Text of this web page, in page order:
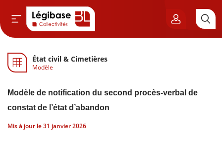
& Cimetières
& Élu local
& Finances locales
État civil & Cimetières
Modèle
Modèle de notification du second procès-verbal de
constat de l’état d’abandon
Mis à jour le31 janvier 2026